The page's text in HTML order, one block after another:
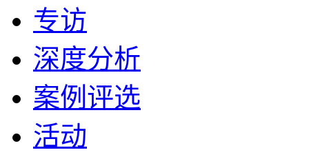
专访
深度分析
案例评选
活动